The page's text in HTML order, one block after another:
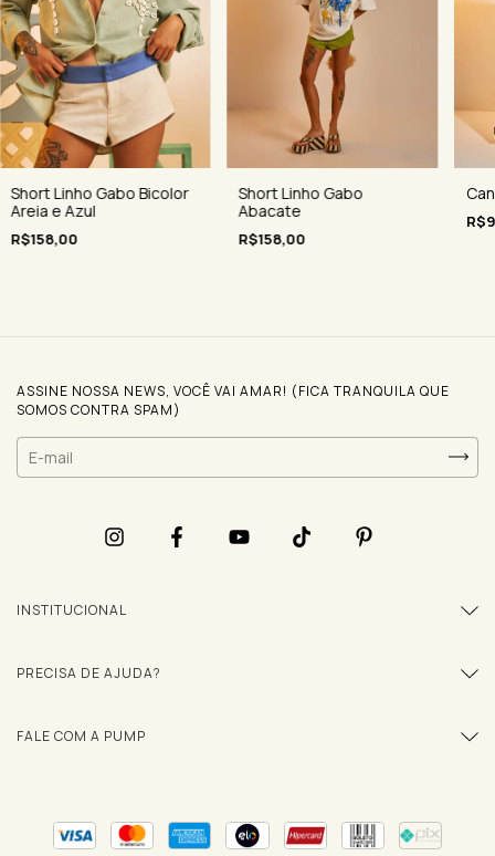
Short Linho Gabo Bicolor
Areia e Azul
R$158,00
Short Linho Gabo
Abacate
R$158,00
ASSINE NOSSA NEWS, VOCÊ VAI AMAR! (FICA TRANQUILA QUE
SOMOS CONTRA SPAM)
INSTITUCIONAL
PRECISA DE AJUDA?
FALE COM A PUMP